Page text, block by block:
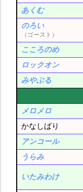
あくむ
のろい
（ゴースト）
こころのめ
ロックオン
みやぶる
メロメロ
かなしばり
アンコール
うらみ
いたみわけ